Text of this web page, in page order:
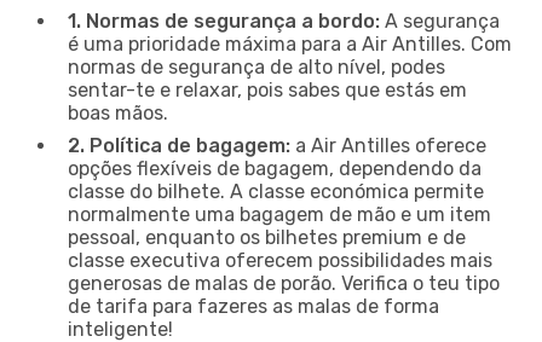
1. Normas de segurança a bordo: A segurança
é uma prioridade máxima para a Air Antilles. Com
normas de segurança de alto nível, podes
sentar-te e relaxar, pois sabes que estás em
boas mãos.
2. Política de bagagem: a Air Antilles oferece
opções flexíveis de bagagem, dependendo da
classe do bilhete. A classe económica permite
normalmente uma bagagem de mão e um item
pessoal, enquanto os bilhetes premium e de
classe executiva oferecem possibilidades mais
generosas de malas de porão. Verifica o teu tipo
de tarifa para fazeres as malas de forma
inteligente!